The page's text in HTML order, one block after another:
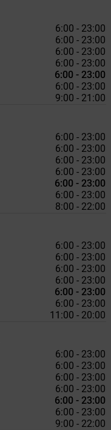
6:00 - 23:00
6:00 - 23:00
6:00 - 23:00
6:00 - 23:00
6:00 - 23:00
6:00 - 23:00
9:00 - 21:00
6:00 - 23:00
6:00 - 23:00
6:00 - 23:00
6:00 - 23:00
6:00 - 23:00
6:00 - 23:00
8:00 - 22:00
6:00 - 23:00
6:00 - 23:00
6:00 - 23:00
6:00 - 23:00
6:00 - 23:00
6:00 - 23:00
11:00 - 20:00
6:00 - 23:00
6:00 - 23:00
6:00 - 23:00
6:00 - 23:00
6:00 - 23:00
6:00 - 23:00
9:00 - 22:00